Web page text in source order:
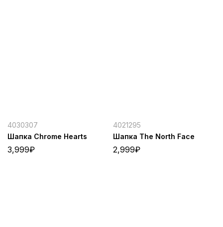
4030307
Шапка Chrome Hearts
3,999₽
4021295
Шапка The North Face
2,999₽